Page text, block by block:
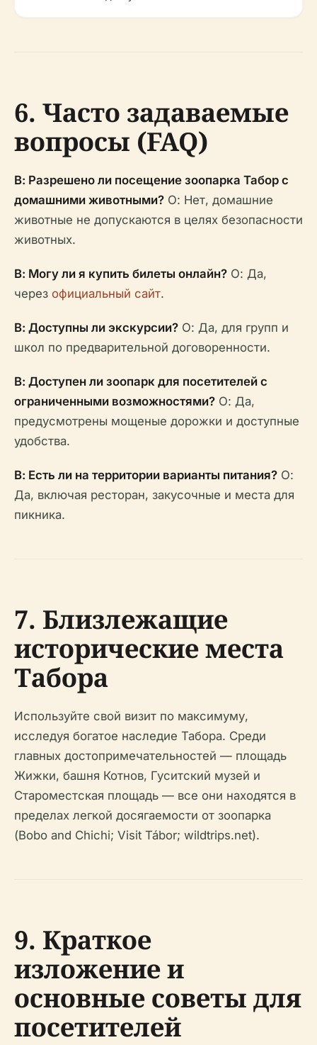
6. Часто задаваемые
вопросы (FAQ)
В: Разрешено ли посещение зоопарка Табор с
домашними животными? О: Нет, домашние
животные не допускаются в целях безопасности
животных.
В: Могу ли я купить билеты онлайн? О: Да,
через официальный сайт.
В: Доступны ли экскурсии? О: Да, для групп и
школ по предварительной договоренности.
В: Доступен ли зоопарк для посетителей с
ограниченными возможностями? О: Да,
предусмотрены мощеные дорожки и доступные
удобства.
В: Есть ли на территории варианты питания? О:
Да, включая ресторан, закусочные и места для
пикника.
7. Близлежащие
исторические места
Табора
Используйте свой визит по максимуму,
исследуя богатое наследие Табора. Среди
главных достопримечательностей — площадь
Жижки, башня Котнов, Гуситский музей и
Староместская площадь — все они находятся в
пределах легкой досягаемости от зоопарка
(Bobo and Chichi; Visit Tábor; wildtrips.net).
9. Краткое
изложение и
основные советы для
посетителей